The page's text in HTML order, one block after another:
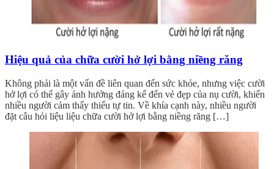
Hiệu quả của chữa cười hở lợi bằng niềng răng
Không phải là một vấn đề liên quan đến sức khỏe, nhưng việc cười
hở lợi có thể gây ảnh hưởng đáng kể đến vẻ đẹp của nụ cười, khiến
nhiều người cảm thấy thiếu tự tin. Về khía cạnh này, nhiều người
đặt câu hỏi liệu liệu chữa cười hở lợi bằng niềng răng […]